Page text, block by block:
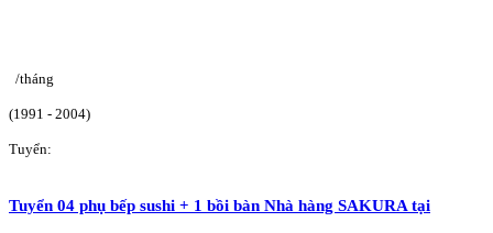
/tháng
(1991 - 2004)
Tuyển:
Tuyển 04 phụ bếp sushi + 1 bồi bàn Nhà hàng SAKURA tại